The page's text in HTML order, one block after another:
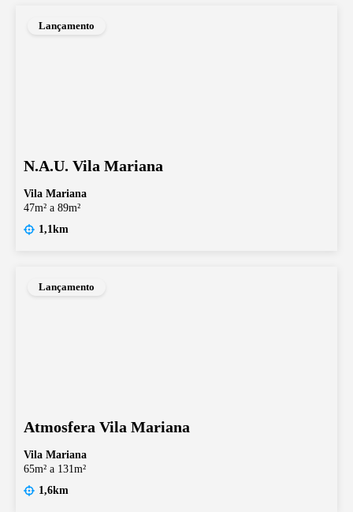
Lançamento
N.A.U. Vila Mariana
Vila Mariana
47m² a 89m²
1,1km
Lançamento
Atmosfera Vila Mariana
Vila Mariana
65m² a 131m²
1,6km